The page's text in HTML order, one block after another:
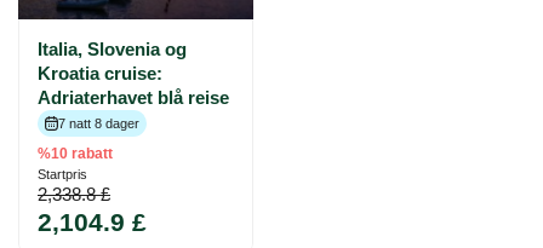
Italia, Slovenia og
Kroatia cruise:
Adriaterhavet blå reise
7 natt 8 dager
%10 rabatt
Startpris
2,338.8 £
2,104.9 £